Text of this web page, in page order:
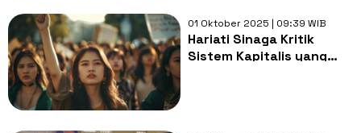
01 Oktober 2025 | 09:39 WIB
Hariati Sinaga Kritik
Sistem Kapitalis yang